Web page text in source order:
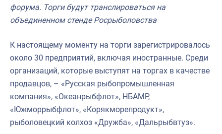
Рыбоохрана России
Большая африканская экспедиция
Укрепление духовно-нравственных ценностей
События в России и мире
форума. Торги будут транслироваться на
объединенном стенде Росрыболовства
К настоящему моменту на торги зарегистрировалось
около 30 предприятий, включая иностранные. Среди
организаций, которые выступят на торгах в качестве
продавцов, – «Русская рыбопромышленная
компания», «Океанрыбфлот», НБАМР,
«Южморрыбфлот», «Корякморепродукт»,
рыболовецкий колхоз «Дружба», «Дальрыбвтуз».